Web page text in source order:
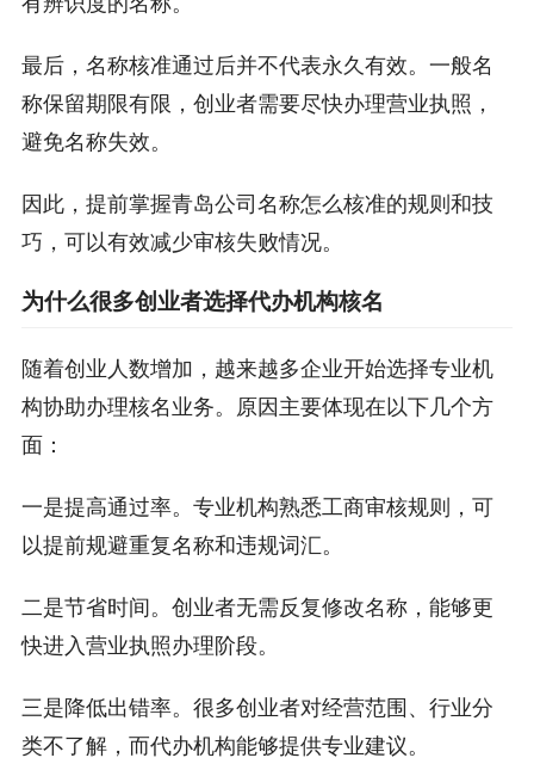
最后，名称核准通过后并不代表永久有效。一般名
称保留期限有限，创业者需要尽快办理营业执照，
避免名称失效。
因此，提前掌握青岛公司名称怎么核准的规则和技
巧，可以有效减少审核失败情况。
为什么很多创业者选择代办机构核名
随着创业人数增加，越来越多企业开始选择专业机
构协助办理核名业务。原因主要体现在以下几个方
面：
一是提高通过率。专业机构熟悉工商审核规则，可
以提前规避重复名称和违规词汇。
二是节省时间。创业者无需反复修改名称，能够更
快进入营业执照办理阶段。
三是降低出错率。很多创业者对经营范围、行业分
类不了解，而代办机构能够提供专业建议。